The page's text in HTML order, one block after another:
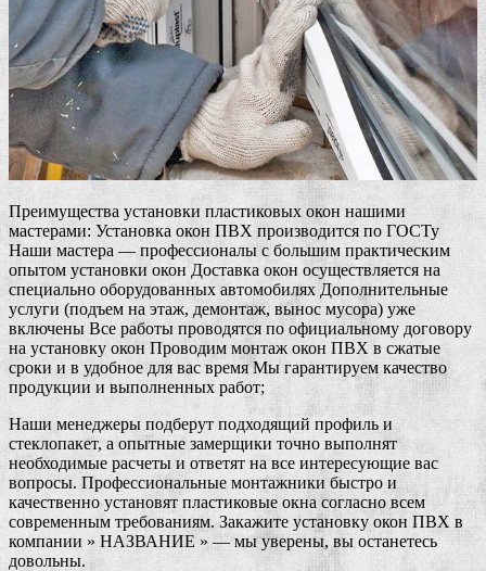
Преимущества установки пластиковых окон нашими
мастерами: Установка окон ПВХ производится по ГОСТу
Наши мастера — профессионалы с большим практическим
опытом установки окон Доставка окон осуществляется на
специально оборудованных автомобилях Дополнительные
услуги (подъем на этаж, демонтаж, вынос мусора) уже
включены Все работы проводятся по официальному договору
на установку окон Проводим монтаж окон ПВХ в сжатые
сроки и в удобное для вас время Мы гарантируем качество
продукции и выполненных работ;
Наши менеджеры подберут подходящий профиль и
стеклопакет, а опытные замерщики точно выполнят
необходимые расчеты и ответят на все интересующие вас
вопросы. Профессиональные монтажники быстро и
качественно установят пластиковые окна согласно всем
современным требованиям. Закажите установку окон ПВХ в
компании » НАЗВАНИЕ » — мы уверены, вы останетесь
довольны.